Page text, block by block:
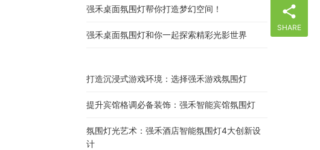
强禾桌面氛围灯帮你打造梦幻空间！
强禾桌面氛围灯和你一起探索精彩光影世界
打造沉浸式游戏环境：选择强禾游戏氛围灯
提升宾馆格调必备装饰：强禾智能宾馆氛围灯
氛围灯光艺术：强禾酒店智能氛围灯4大创新设
计
SHARE